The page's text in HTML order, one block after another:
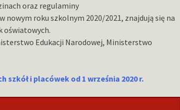
oraz regulaminy
nowym roku szkolnym 2020/2021, znajdują się na
oświatowych.
Edukacji Narodowej, Ministerstwo
szkół i placówek od 1 września 2020 r.